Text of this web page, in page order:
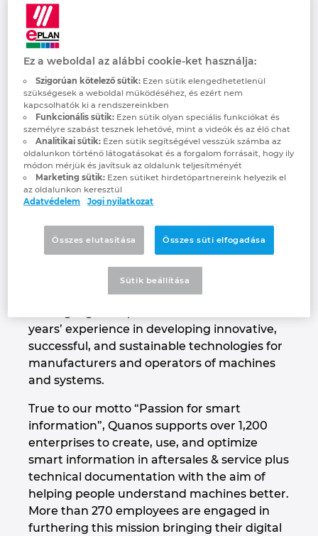
Quanos Solutions
GmbH
Passion for smart information!
Quanos acts as a software partner in
documentation. The group, formed by
merger in 2020, brings together market-
years’ experience in developing innovative,
successful, and sustainable technologies for
manufacturers and operators of machines
and systems.
True to our motto “Passion for smart
information”, Quanos supports over 1,200
enterprises to create, use, and optimize
smart information in aftersales & service plus
technical documentation with the aim of
helping people understand machines better.
More than 270 employees are engaged in
furthering this mission bringing their digital
Épülettechnológia
Felhasználói beszámolók
Konfiguráció
PDM / PLM Integráció
EPLAN Data Portal
EPLAN Education Oktatótermi verzió
EPLAN Education hallgatóknak
EPLAN Együttműködési alkalmazások
EPLAN Experience
Blog
Telephelyek
Kapcsolat
Trust Center
Brunei
Bulgaria
Canada
Chile
China
China Taiwan
Colombia
Denmark
Finland
France
Germany
Greece
Hungary
Ez a weboldal az alábbi cookie-ket használja:
Szigorúan kötelező sütik:Ezen sütik elengedhetetlenül
szükségesek a weboldal működéséhez, és ezért nem
kapcsolhatók ki a rendszereinkben
Funkcionális sütik:Ezen sütik olyan speciális funkciókat és
személyre szabást tesznek lehetővé, mint a videók és az élő chat
Analitikai sütik:Ezen sütik segítségével vesszük számba az
oldalunkon történő látogatásokat és a forgalom forrásait, hogy ily
módon mérjük és javítsuk az oldalunk teljesítményét
Marketing sütik:Ezen sütiket hirdetőpartnereink helyezik el
az oldalunkon keresztül
Adatvédelem
Jogi nyilatkozat
Összes elutasítása Összes süti elfogadása
Sütik beállítása